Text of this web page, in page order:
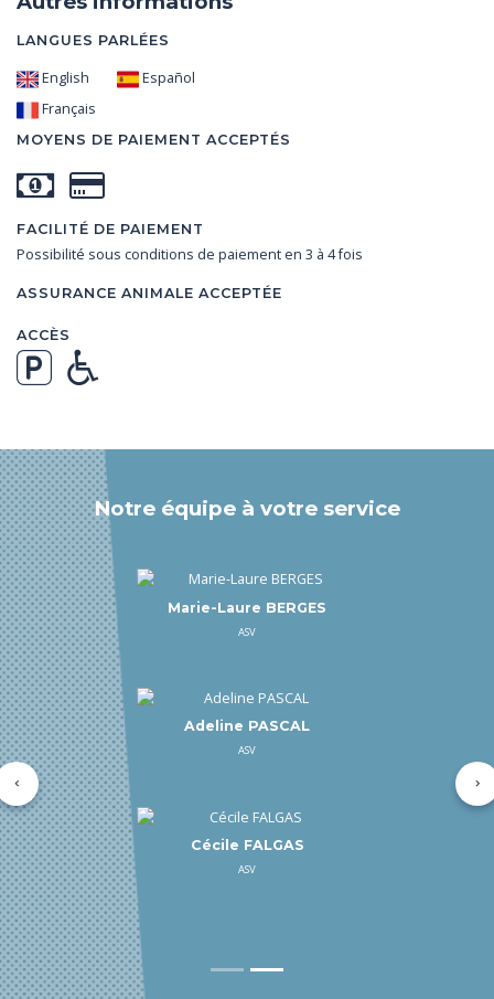
LANGUES PARLÉES
English
Español
Français
MOYENS DE PAIEMENT ACCEPTÉS
FACILITÉ DE PAIEMENT
Possibilité sous conditions de paiement en 3 à 4 fois
ASSURANCE ANIMALE ACCEPTÉE
ACCÈS
Notre équipe à votre service
Marie-Laure BERGES
ASV
Adeline PASCAL
ASV
Cécile FALGAS
ASV
Précédent